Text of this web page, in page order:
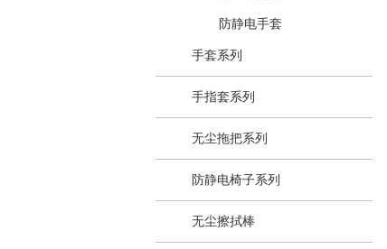
防静电手套
手套系列
手指套系列
无尘拖把系列
防静电椅子系列
无尘擦拭棒